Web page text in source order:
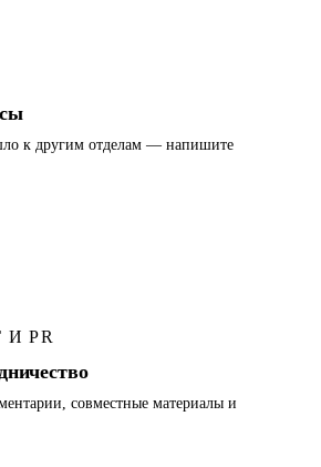
к другим отделам — напишите
PR
совместные материалы и